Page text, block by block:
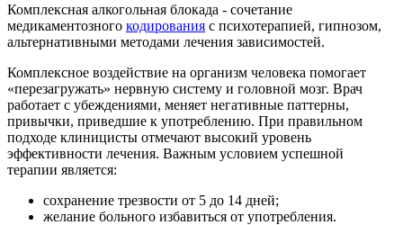
Комплексная алкогольная блокада - сочетание
медикаментозного кодирования с психотерапией, гипнозом,
альтернативными методами лечения зависимостей.
Комплексное воздействие на организм человека помогает
«перезагружать» нервную систему и головной мозг. Врач
работает с убеждениями, меняет негативные паттерны,
привычки, приведшие к употреблению. При правильном
подходе клиницисты отмечают высокий уровень
эффективности лечения. Важным условием успешной
терапии является:
сохранение трезвости от 5 до 14 дней;
желание больного избавиться от употребления.